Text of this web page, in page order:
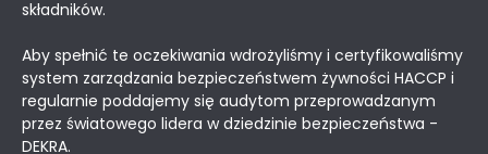
składników.
Aby spełnić te oczekiwania wdrożyliśmy i certyfikowaliśmy
system zarządzania bezpieczeństwem żywności HACCP i
regularnie poddajemy się audytom przeprowadzanym
przez światowego lidera w dziedzinie bezpieczeństwa -
DEKRA.